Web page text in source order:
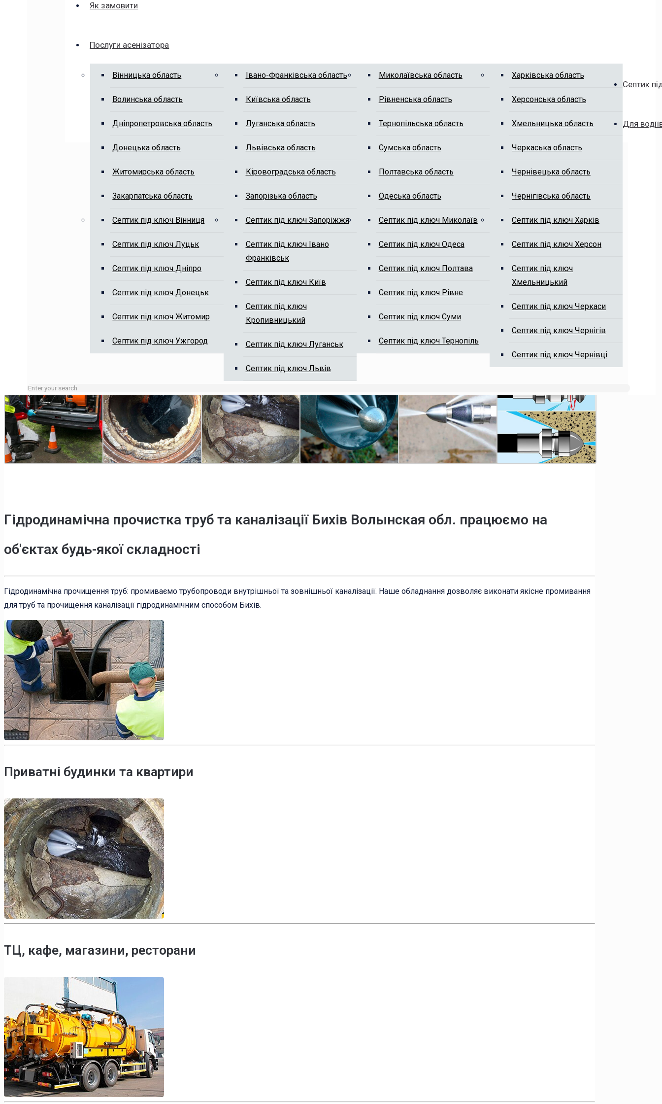
Як замовити
Послуги асенізатора
Вінницька область
Волинська область
Дніпропетровська область
Донецька область
Житомирська область
Закарпатська область
Івано-Франківська область
Київська область
Луганська область
Львівська область
Кіровоградська область
Запорізька область
Миколаївська область
Рівненська область
Тернопільська область
Сумська область
Полтавська область
Одеська область
Харківська область
Херсонська область
Хмельницька область
Черкаська область
Чернівецька область
Чернігівська область
Септик
Септик під ключ Вінниця
Септик під ключ Луцьк
Септик під ключ Дніпро
Септик під ключ Донецьк
Септик під ключ Житомир
Септик під ключ Ужгород
Септик під ключ Запоріжжя
Септик під ключ Івано
Франківськ
Септик під ключ Київ
Септик під ключ
Кропивницький
Септик під ключ Луганськ
Септик під ключ Львів
Септик під ключ Миколаїв
Септик під ключ Одеса
Септик під ключ Полтава
Септик під ключ Рівне
Септик під ключ Суми
Септик під ключ Тернопіль
Септик під ключ Харків
Септик під ключ Херсон
Септик під ключ
Хмельницький
Септик під ключ Черкаси
Септик під ключ Чернігів
Септик під ключ Чернівці
Для
Викачка вигрібних ям, чистка ям від мулу
Зайняті лінії або неробочий час залишайте заявку на сайті, ми Вам передзвонимо.
Гідродинамічна прочистка труб та каналізації Бихів Волынская обл. працюємо на
об'єктах будь-якої складності
Гідродинамічна прочищення труб: промиваємо трубопроводи внутрішньої та зовнішньої каналізації. Наше обладнання дозволяє виконати якісне промивання
для труб та прочищення каналізації гідродинамічним способом Бихів.
Приватні будинки та квартири
ТЦ, кафе, магазини, ресторани